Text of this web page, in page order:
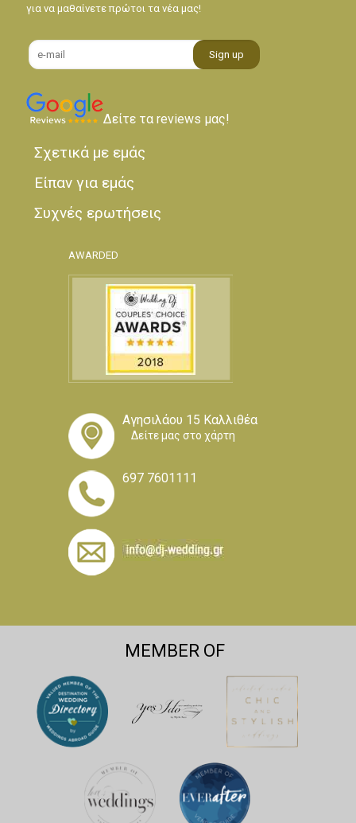
για να μαθαίνετε πρώτοι τα νέα μας!
Δείτε τα reviews μας!
Σχετικά με εμάς
Είπαν για εμάς
Συχνές ερωτήσεις
AWARDED
Αγησιλάου 15 Καλλιθέα
Δείτε μας στο χάρτη
697 7601111
MEMBER OF